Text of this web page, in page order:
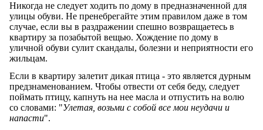
Никогда не следует ходить по дому в предназначенной для
улицы обуви. Не пренебрегайте этим правилом даже в том
случае, если вы в раздражении спешно возвращаетесь в
квартиру за позабытой вещью. Хождение по дому в
уличной обуви сулит скандалы, болезни и неприятности его
жильцам.
Если в квартиру залетит дикая птица - это является дурным
предзнаменованием. Чтобы отвести от себя беду, следует
поймать птицу, капнуть на нее масла и отпустить на волю
со словами: "Улетая, возьми с собой все мои неудачи и
напасти".